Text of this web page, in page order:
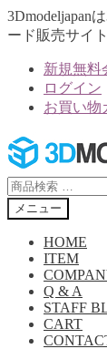
3Dmodeljapan
ード販売サイト
新規無料
ログイン
お買い物
ナ
ビ
ゲ
ー
シ
コ
ン
テ
ン
ツ
検
索
対
メニュー
HOME
ITEM
Q & A
STAFF
CART